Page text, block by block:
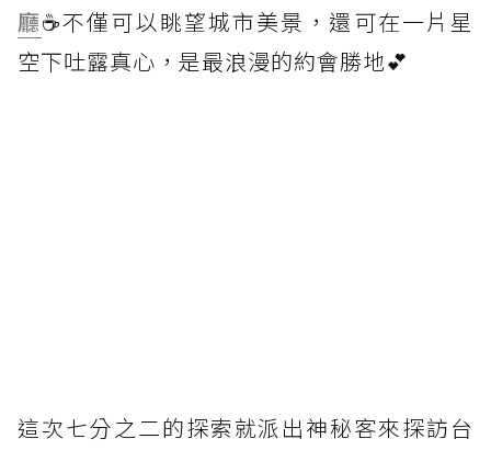
廳☕不僅可以眺望城市美景，還可在一片星
空下吐露真心，是最浪漫的約會勝地💕
這次七分之二的探索就派出神秘客來探訪台